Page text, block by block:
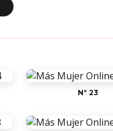
Nº 23